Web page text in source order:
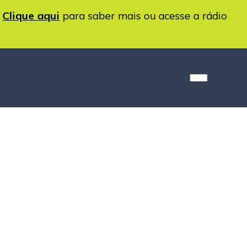
Clique aqui para saber mais ou acesse a rádio